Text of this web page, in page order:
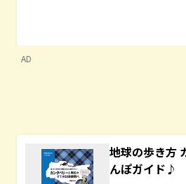
AD
地球の歩き方
んぽガイド♪